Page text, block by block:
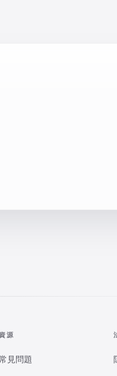
資源
見問題